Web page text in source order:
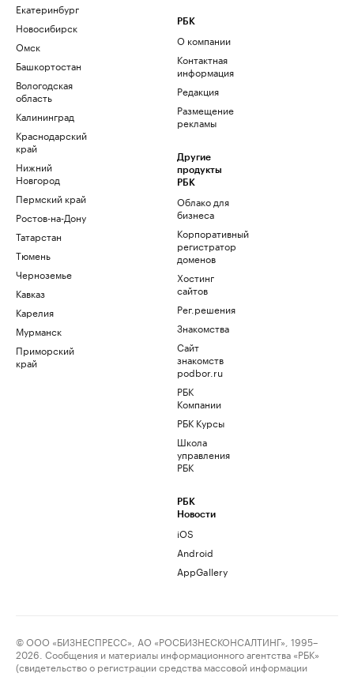
Екатеринбург
Новосибирск
Омск
Башкортостан
Вологодская
область
Калининград
Краснодарский
край
Нижний
Новгород
Пермский край
Ростов-на-Дону
Татарстан
Тюмень
Черноземье
Кавказ
Карелия
Мурманск
Приморский
край
РБК
О компании
Контактная
информация
Редакция
Размещение
рекламы
Другие
продукты
РБК
Облако для
бизнеса
Корпоративный
регистратор
доменов
Хостинг
сайтов
Рег.решения
Знакомства
Сайт
знакомств
podbor.ru
РБК
Компании
РБК Курсы
Школа
управления
РБК
РБК
Новости
iOS
Android
AppGallery
© ООО «БИЗНЕСПРЕСС», АО «РОСБИЗНЕСКОНСАЛТИНГ», 1995–
2026. Сообщения и материалы информационного агентства «РБК»
(свидетельство о регистрации средства массовой информации